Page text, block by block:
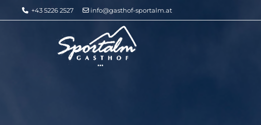
 +43 5226 2527  info@gasthof-sportalm.at